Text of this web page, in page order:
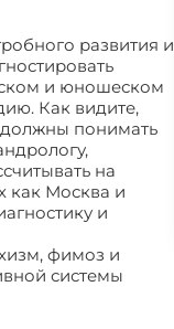
развития и
и юношеском
Как видите,
понимать
на
как Москва и
и
фимоз и
системы